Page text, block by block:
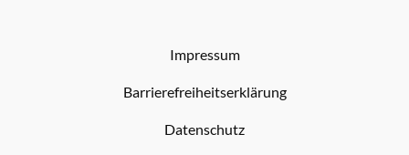
Impressum
Barrierefreiheitserklärung
Datenschutz